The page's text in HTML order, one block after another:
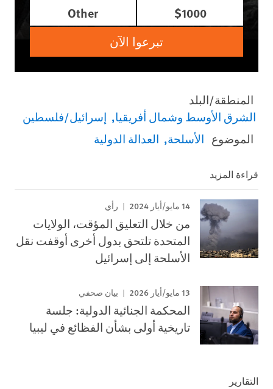
$1000
Other
تبرعوا الآن
المنطقة/البلد
الشرق الأوسط وشمال أفريقيا إسرائيل/فلسطين
الموضوع الأسلحة العدالة الدولية
قراءة المزيد
14 مايو/أيار 2024 رأي
من خلال التعليق المؤقت، الولايات
المتحدة تلتحق بدول أخرى أوقفت نقل
الأسلحة إلى إسرائيل
13 مايو/أيار 2026 بيان صحفي
المحكمة الجنائية الدولية: جلسة
تاريخية أولى بشأن الفظائع في ليبيا
التقارير